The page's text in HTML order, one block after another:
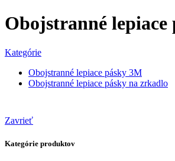
Obojstranné lepiace
Kategórie
Obojstranné lepiace pásky 3M
Obojstranné lepiace pásky na zrkadlo
Zavrieť
Kategórie produktov